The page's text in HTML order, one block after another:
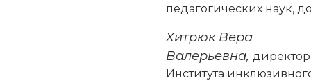
педагогических наук,
Хитрюк Вера
Валерьевна, директор
Института